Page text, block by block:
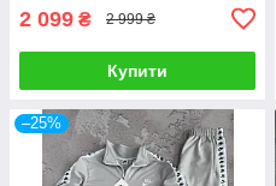
2 099 ₴ 2 999 ₴
Купити
–25%